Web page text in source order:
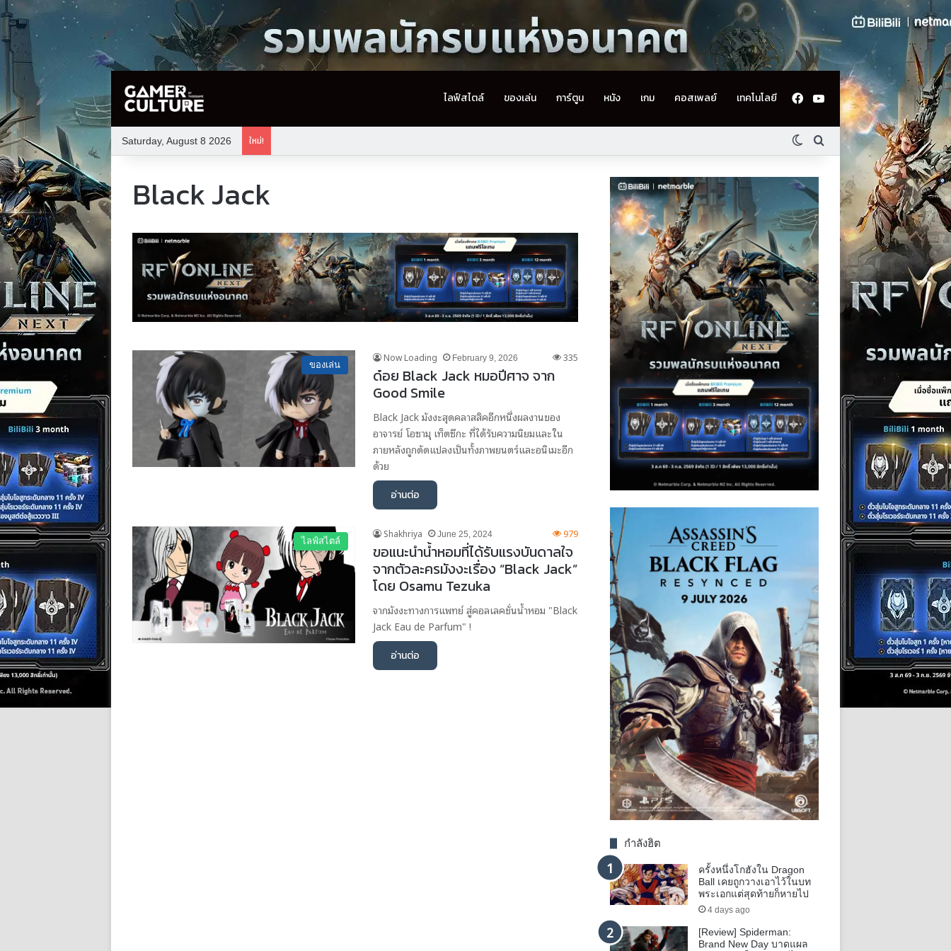
ไลฟ์สไตล์ ของเล่น การ์ตูน หนัง เกม คอสเพลย์ เทคโนโลยี Facebook
YouTube
Saturday, August 8 2026 ใหม่! Switch skin
ค้นหา
Black Jack
ของเล่น
Now Loading February 9, 2026 335
ด๋อย Black Jack หมอปีศาจ จาก
Good Smile
Black Jack มังงะสุดคลาสสิคอีกหนึ่งผลงานของ
อาจารย์ โอซามุ เท็ตซึกะ ที่ได้รับความนิยมและใน
ภายหลังถูกดัดแปลงเป็นทั้งภาพยนตร์และอนิเมะอีก
ด้วย
อ่านต่อ
ไลฟ์สไตล์
Shakhriya June 25, 2024 979
ขอแนะนำน้ำหอมที่ได้รับแรงบันดาลใจ
จากตัวละครมังงะเรื่อง “Black Jack”
โดย Osamu Tezuka
จากมังงะทางการแพทย์ สู่คอลเลคชั่นน้ำหอม "Black
Jack Eau de Parfum" !
อ่านต่อ
กำลังฮิต
ครั้งหนึ่งโกฮังใน Dragon
Ball เคยถูกวางเอาไว้ในบท
พระเอกแต่สุดท้ายก็หายไป
4 days ago
[Review] Spiderman:
Brand New Day บาดแผล